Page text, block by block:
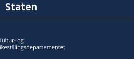
Staten